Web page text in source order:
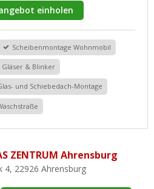
einholen
Scheibenmontage Wohnmobil
Gläser & Blinker
und Schiebedach-Montage
ZENTRUM Ahrensburg
4, 22926 Ahrensburg